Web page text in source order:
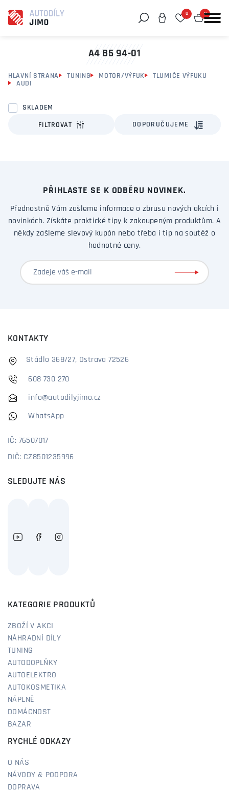
0 0
A4 B5 94-01
HLAVNÍ STRANA TUNING MOTOR/VÝFUK
TLUMIČE VÝFUKU
AUDI
SKLADEM
FILTROVAT DOPORUČUJEME
PŘIHLASTE SE K ODBĚRU NOVINEK.
Přednostně Vám zašleme informace o zbrusu nových akcích i
novinkách. Získáte praktické tipy k zakoupeným produktům. A
někdy zašleme slevový kupón nebo třeba i tip na soutěž o
hodnotné ceny.
KONTAKTY
Stádlo 368/27, Ostrava 72526
608 730 270
info@autodilyjimo.cz
WhatsApp
IČ: 76507017
DIČ: CZ8501235996
SLEDUJTE NÁS
KATEGORIE PRODUKTŮ
ZBOŽÍ V AKCI
NÁHRADNÍ DÍLY
TUNING
AUTODOPLŇKY
AUTOELEKTRO
AUTOKOSMETIKA
NÁPLNĚ
DOMÁCNOST
BAZAR
RYCHLÉ ODKAZY
O NÁS
NÁVODY & PODPORA
DOPRAVA